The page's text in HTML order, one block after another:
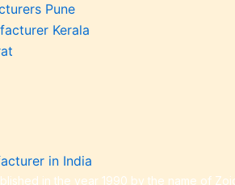
Pune
Kerala
in the year 1990 by the name of